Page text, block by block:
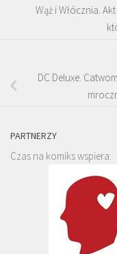
Wąż i Włócznia.
DC Deluxe.
PARTNERZY
Czas na komiks wspiera: